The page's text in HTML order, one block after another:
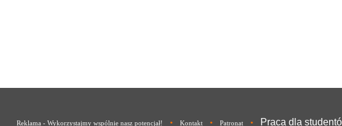
Reklama - Wykorzystajmy wspólnie nasz potencjał! • Kontakt • Patronat • Praca dla